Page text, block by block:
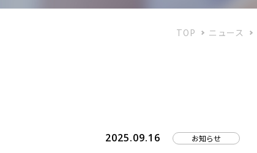
TOP ニュース
2025.09.16 お知らせ